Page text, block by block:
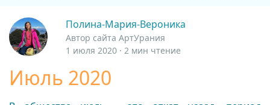
Полина-Мария-Вероника
Автор сайта АртУрания
1 июля 2020 · 2 мин чтение
Июль 2020